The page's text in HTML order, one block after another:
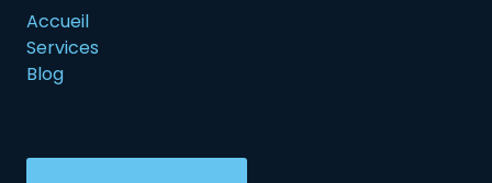
Accueil
Services
Blog